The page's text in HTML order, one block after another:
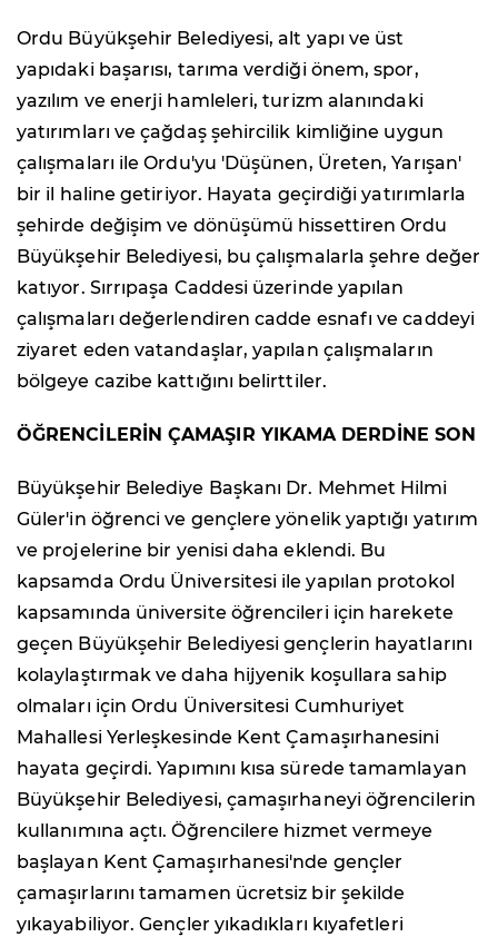
Ordu Büyükşehir Belediyesi, alt yapı ve üst
yapıdaki başarısı, tarıma verdiği önem, spor,
yazılım ve enerji hamleleri, turizm alanındaki
yatırımları ve çağdaş şehircilik kimliğine uygun
çalışmaları ile Ordu'yu 'Düşünen, Üreten, Yarışan'
bir il haline getiriyor. Hayata geçirdiği yatırımlarla
şehirde değişim ve dönüşümü hissettiren Ordu
Büyükşehir Belediyesi, bu çalışmalarla şehre değer
katıyor. Sırrıpaşa Caddesi üzerinde yapılan
çalışmaları değerlendiren cadde esnafı ve caddeyi
ziyaret eden vatandaşlar, yapılan çalışmaların
bölgeye cazibe kattığını belirttiler.
ÖĞRENCİLERİN ÇAMAŞIR YIKAMA DERDİNE SON
Büyükşehir Belediye Başkanı Dr. Mehmet Hilmi
Güler'in öğrenci ve gençlere yönelik yaptığı yatırım
ve projelerine bir yenisi daha eklendi. Bu
kapsamda Ordu Üniversitesi ile yapılan protokol
kapsamında üniversite öğrencileri için harekete
geçen Büyükşehir Belediyesi gençlerin hayatlarını
kolaylaştırmak ve daha hijyenik koşullara sahip
olmaları için Ordu Üniversitesi Cumhuriyet
Mahallesi Yerleşkesinde Kent Çamaşırhanesini
hayata geçirdi. Yapımını kısa sürede tamamlayan
Büyükşehir Belediyesi, çamaşırhaneyi öğrencilerin
kullanımına açtı. Öğrencilere hizmet vermeye
başlayan Kent Çamaşırhanesi'nde gençler
çamaşırlarını tamamen ücretsiz bir şekilde
yıkayabiliyor. Gençler yıkadıkları kıyafetleri